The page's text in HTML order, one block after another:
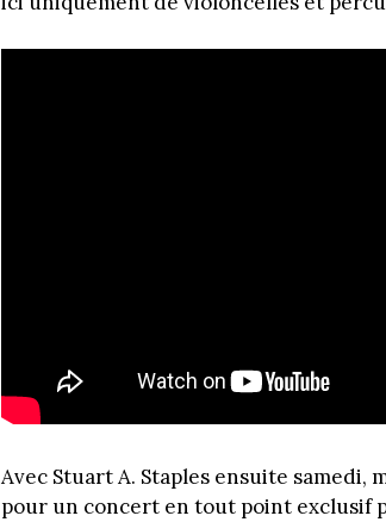
Avec Stuart A. Staples ensuite
pour un concert en tout point exclusif